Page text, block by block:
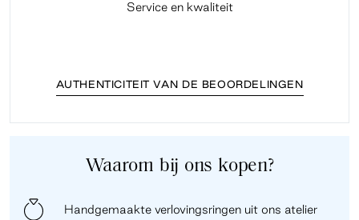
Service en kwaliteit
AUTHENTICITEIT VAN DE BEOORDELINGEN
Waarom bij ons kopen?
Handgemaakte verlovingsringen uit ons atelier